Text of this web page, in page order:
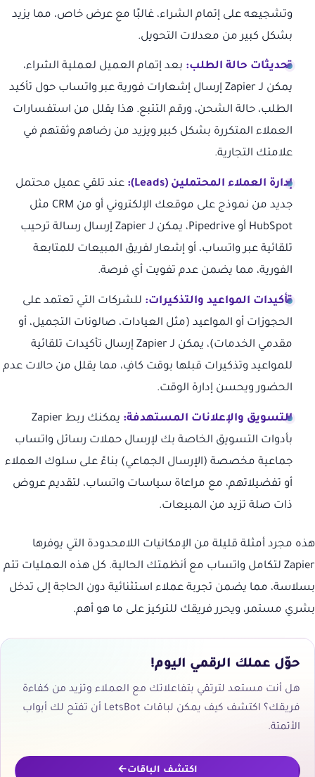
وتشجيعه على إتمام الشراء، غالبًا مع عرض خاص، مما يزيد
بشكل كبير من معدلات التحويل.
تحديثات حالة الطلب: بعد إتمام العميل لعملية الشراء،
يمكن لـ Zapier إرسال إشعارات فورية عبر واتساب حول تأكيد
الطلب، حالة الشحن، ورقم التتبع. هذا يقلل من استفسارات
العملاء المتكررة بشكل كبير ويزيد من رضاهم وثقتهم في
علامتك التجارية.
إدارة العملاء المحتملين (Leads):
عند تلقي عميل محتمل
جديد من نموذج على موقعك الإلكتروني أو من CRM مثل
HubSpot أو Pipedrive، يمكن لـ Zapier إرسال رسالة ترحيب
تلقائية عبر واتساب، أو إشعار لفريق المبيعات للمتابعة
الفورية، مما يضمن عدم تفويت أي فرصة.
تأكيدات المواعيد والتذكيرات: للشركات التي تعتمد على
الحجوزات أو المواعيد (مثل العيادات، صالونات التجميل، أو
مقدمي الخدمات)، يمكن لـ Zapier إرسال تأكيدات تلقائية
للمواعيد وتذكيرات قبلها بوقت كافٍ، مما يقلل من حالات عدم
الحضور ويحسن إدارة الوقت.
التسويق والإعلانات المستهدفة:
يمكنك ربط Zapier
بأدوات التسويق الخاصة بك لإرسال حملات رسائل واتساب
جماعية مخصصة (الإرسال الجماعي) بناءً على سلوك العملاء
أو تفضيلاتهم، مع مراعاة سياسات واتساب، لتقديم عروض
ذات صلة تزيد من المبيعات.
هذه مجرد أمثلة قليلة من الإمكانيات اللامحدودة التي يوفرها
Zapier لتكامل واتساب مع أنظمتك الحالية. كل هذه العمليات تتم
بسلاسة، مما يضمن تجربة عملاء استثنائية دون الحاجة إلى تدخل
بشري مستمر، ويحرر فريقك للتركيز على ما هو أهم.
حوّل عملك الرقمي اليوم!
هل أنت مستعد لترتقي بتفاعلاتك مع العملاء وتزيد من كفاءة
فريقك؟ اكتشف كيف يمكن لباقات LetsBot أن تفتح لك أبواب
الأتمتة.
اكتشف الباقات